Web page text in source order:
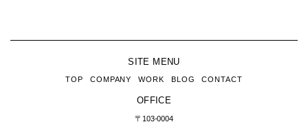
SITE MENU
TOP COMPANY WORK BLOG CONTACT
OFFICE
〒103-0004